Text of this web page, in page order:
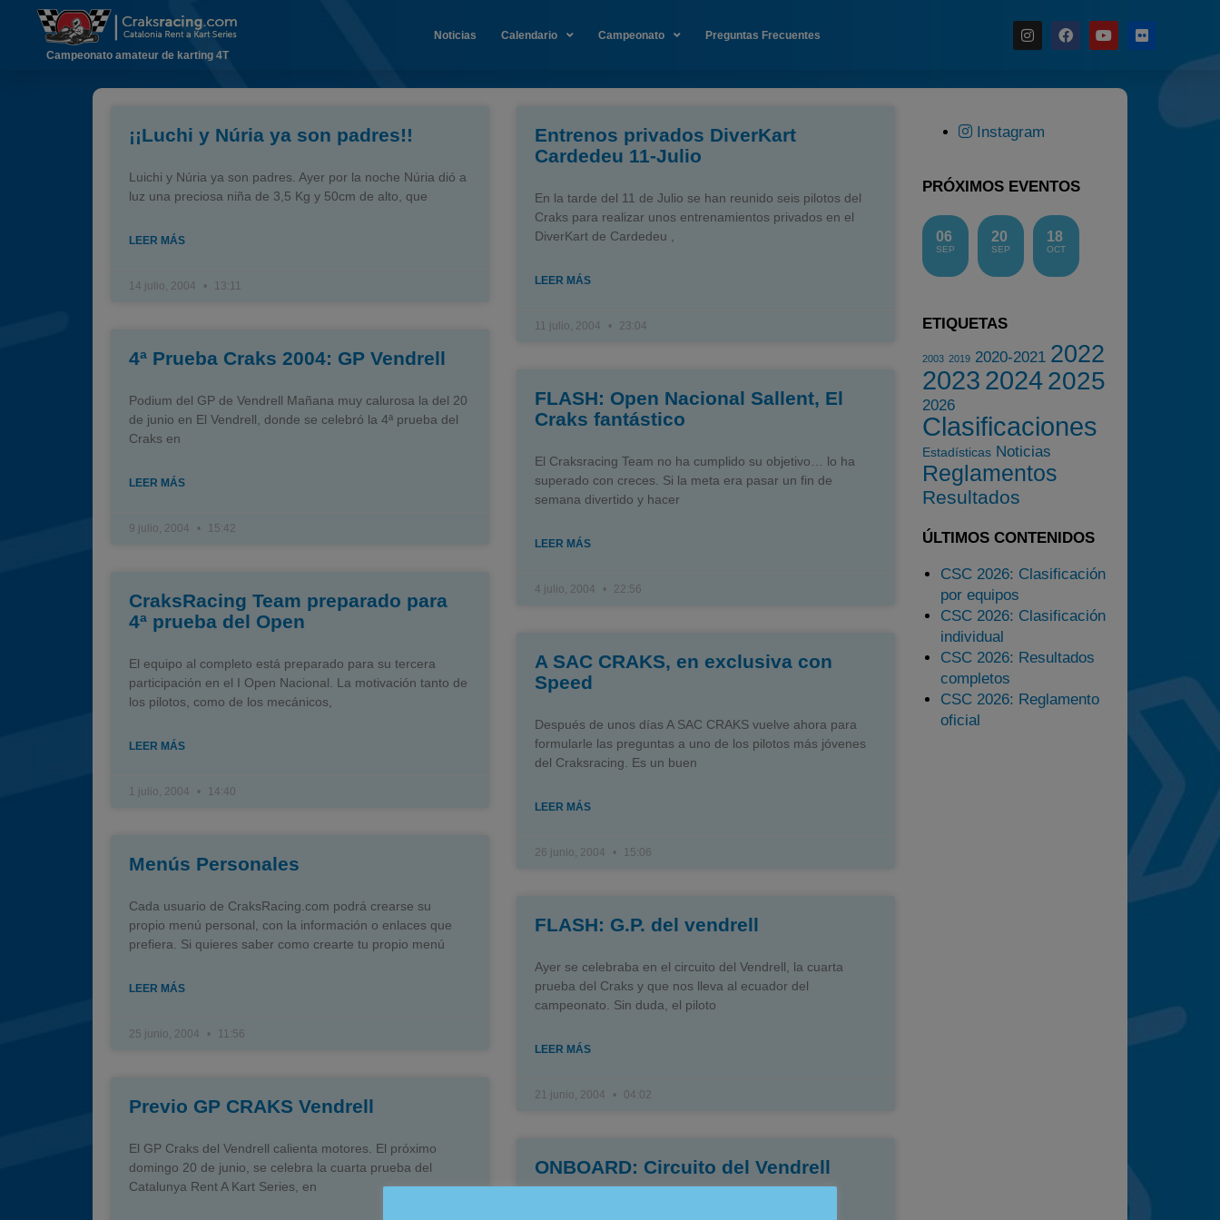
Campeonato
Preguntas Frecuentes
Campeonato amateur de karting 4T
Noticias Calendario Campeonato Preguntas Frecuentes
¡¡Luchi y Núria ya son padres!!
Luichi y Núria ya son padres. Ayer por la noche Núria dió a
luz una preciosa niña de 3,5 Kg y 50cm de alto, que
LEER MÁS
14 julio, 2004 13:11
Entrenos privados DiverKart
Cardedeu 11-Julio
En la tarde del 11 de Julio se han reunido seis pilotos del
Craks para realizar unos entrenamientos privados en el
DiverKart de Cardedeu ,
LEER MÁS
11 julio, 2004 23:04
4ª Prueba Craks 2004: GP Vendrell
Podium del GP de Vendrell Mañana muy calurosa la del 20
de junio en El Vendrell, donde se celebró la 4ª prueba del
Craks en
LEER MÁS
9 julio, 2004 15:42
FLASH: Open Nacional Sallent, El
Craks fantástico
El Craksracing Team no ha cumplido su objetivo… lo ha
superado con creces. Si la meta era pasar un fin de
semana divertido y hacer
LEER MÁS
4 julio, 2004 22:56
CraksRacing Team preparado para
4ª prueba del Open
El equipo al completo está preparado para su tercera
participación en el I Open Nacional. La motivación tanto de
los pilotos, como de los mecánicos,
LEER MÁS
1 julio, 2004 14:40
A SAC CRAKS, en exclusiva con
Speed
Después de unos días A SAC CRAKS vuelve ahora para
formularle las preguntas a uno de los pilotos más jóvenes
del Craksracing. Es un buen
LEER MÁS
26 junio, 2004 15:06
Menús Personales
Cada usuario de CraksRacing.com podrá crearse su
propio menú personal, con la información o enlaces que
prefiera. Si quieres saber como crearte tu propio menú
LEER MÁS
25 junio, 2004 11:56
FLASH: G.P. del vendrell
Ayer se celebraba en el circuito del Vendrell, la cuarta
prueba del Craks y que nos lleva al ecuador del
campeonato. Sin duda, el piloto
LEER MÁS
21 junio, 2004 04:02
Previo GP CRAKS Vendrell
El GP Craks del Vendrell calienta motores. El próximo
domingo 20 de junio, se celebra la cuarta prueba del
Catalunya Rent A Kart Series, en
ONBOARD: Circuito del Vendrell
Instagram
PRÓXIMOS EVENTOS
06
SEP
20
SEP
18
OCT
ETIQUETAS
2003 2019 2020-2021 2022
2023 20242025
2026
Clasificaciones
Estadísticas Noticias
Reglamentos
Resultados
ÚLTIMOS CONTENIDOS
CSC 2026: Clasificación
por equipos
CSC 2026: Clasificación
individual
CSC 2026: Resultados
completos
CSC 2026: Reglamento
oficial